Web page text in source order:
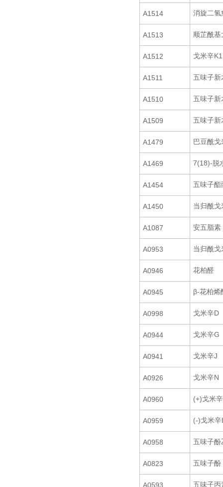
A1514 消旋二氢
A1513 顺芷酰
A1512 戈米辛K1
A1511 五味子新
A1510 五味子新
A1509 五味子新
A1479 巴豆酰戈
A1469 7(18)-脱
A1454 五味子酯
A1450 当归酰戈
A1087 安五脂素
A0953 当归酰戈
A0946 花柏醛
A0945 β-花柏烯
A0998 戈米辛D
A0944 戈米辛G
A0941 戈米辛J
A0926 戈米辛N
A0960 (+)戈米
A0959 (-)戈米辛
A0958 五味子酚
A0823 五味子酚
A0593 五味子丙